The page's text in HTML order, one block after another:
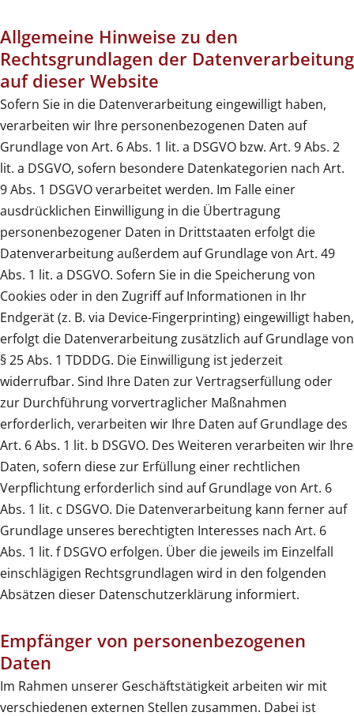
Allgemeine Hinweise zu den
Rechtsgrundlagen der Datenverarbeitung
auf dieser Website
Sofern Sie in die Datenverarbeitung eingewilligt haben,
verarbeiten wir Ihre personenbezogenen Daten auf
Grundlage von Art. 6 Abs. 1 lit. a DSGVO bzw. Art. 9 Abs. 2
lit. a DSGVO, sofern besondere Datenkategorien nach Art.
9 Abs. 1 DSGVO verarbeitet werden. Im Falle einer
ausdrücklichen Einwilligung in die Übertragung
personenbezogener Daten in Drittstaaten erfolgt die
Datenverarbeitung außerdem auf Grundlage von Art. 49
Abs. 1 lit. a DSGVO. Sofern Sie in die Speicherung von
Cookies oder in den Zugriff auf Informationen in Ihr
Endgerät (z. B. via Device-Fingerprinting) eingewilligt haben,
erfolgt die Datenverarbeitung zusätzlich auf Grundlage von
§ 25 Abs. 1 TDDDG. Die Einwilligung ist jederzeit
widerrufbar. Sind Ihre Daten zur Vertragserfüllung oder
zur Durchführung vorvertraglicher Maßnahmen
erforderlich, verarbeiten wir Ihre Daten auf Grundlage des
Art. 6 Abs. 1 lit. b DSGVO. Des Weiteren verarbeiten wir Ihre
Daten, sofern diese zur Erfüllung einer rechtlichen
Verpflichtung erforderlich sind auf Grundlage von Art. 6
Abs. 1 lit. c DSGVO. Die Datenverarbeitung kann ferner auf
Grundlage unseres berechtigten Interesses nach Art. 6
Abs. 1 lit. f DSGVO erfolgen. Über die jeweils im Einzelfall
einschlägigen Rechtsgrundlagen wird in den folgenden
Absätzen dieser Datenschutzerklärung informiert.
Empfänger von personenbezogenen
Daten
Im Rahmen unserer Geschäftstätigkeit arbeiten wir mit
verschiedenen externen Stellen zusammen. Dabei ist